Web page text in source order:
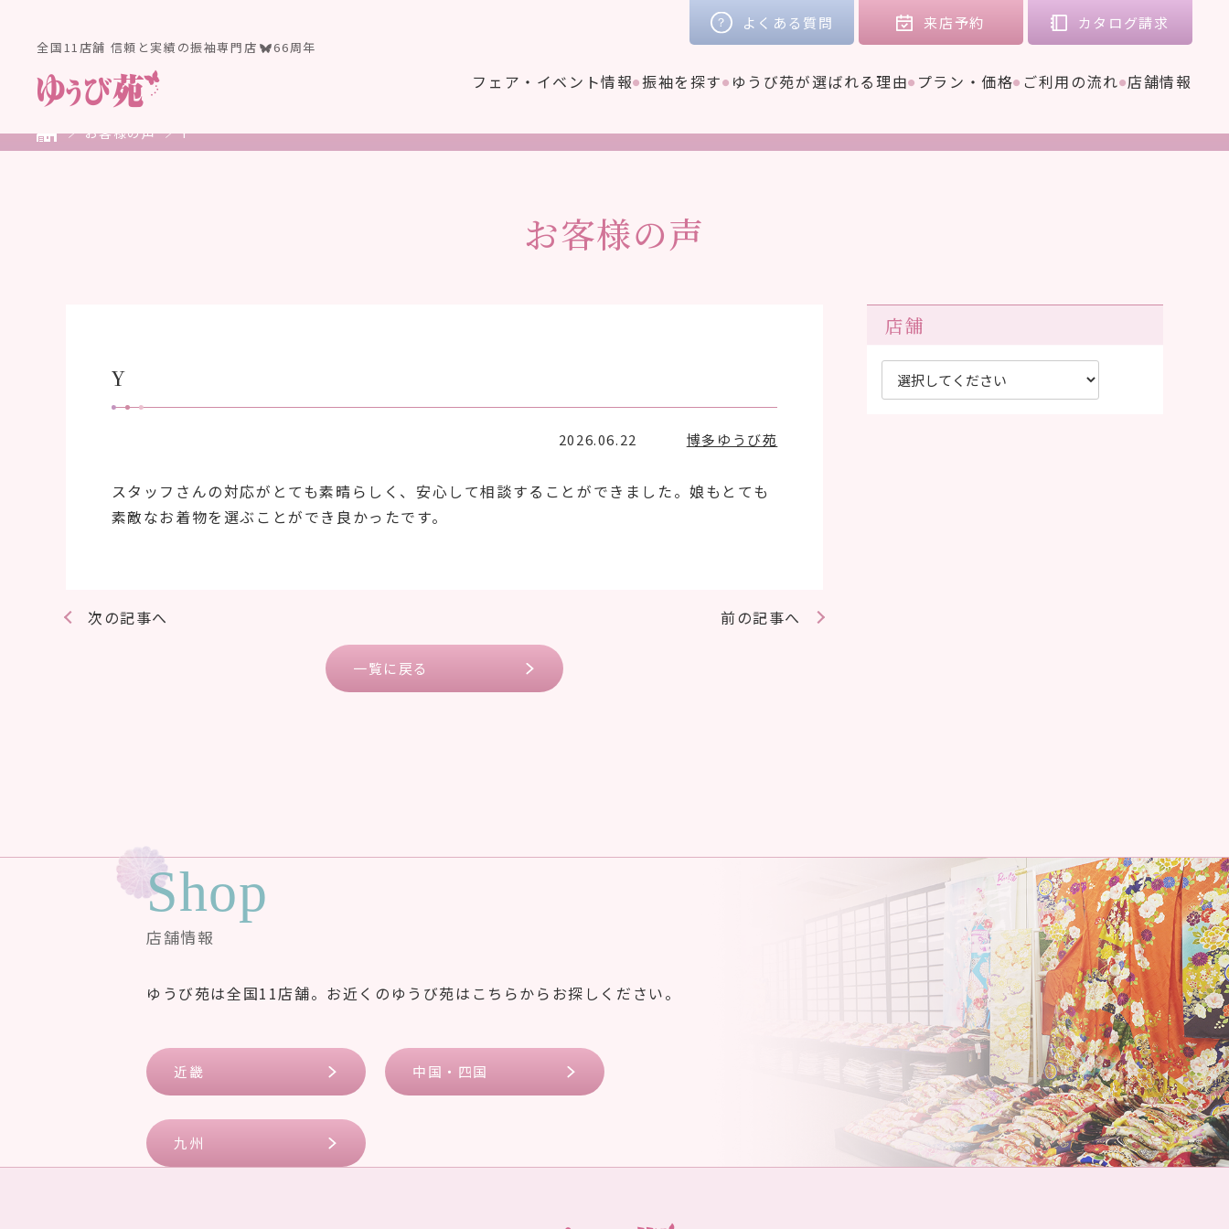
全国11店舗 信頼と実績の振袖専門店 66周年
フェア・イベント情報 振袖を探す ゆうび苑が選ばれる理由 プラン・価格 ご利用の流れ 店舗情報
よくある質問 来店予約 カタログ請求
お客様の声 Y
お客様の声
Y
2026.06.22 博多ゆうび苑
スタッフさんの対応がとても素晴らしく、安心して相談することができました。娘もとても
素敵なお着物を選ぶことができ良かったです。
前の記事へ
次の記事へ
一覧に戻る
店舗
Shop
店舗情報
ゆうび苑は全国11店舗。お近くのゆうび苑はこちらからお探しください。
近畿 中国・四国
九州